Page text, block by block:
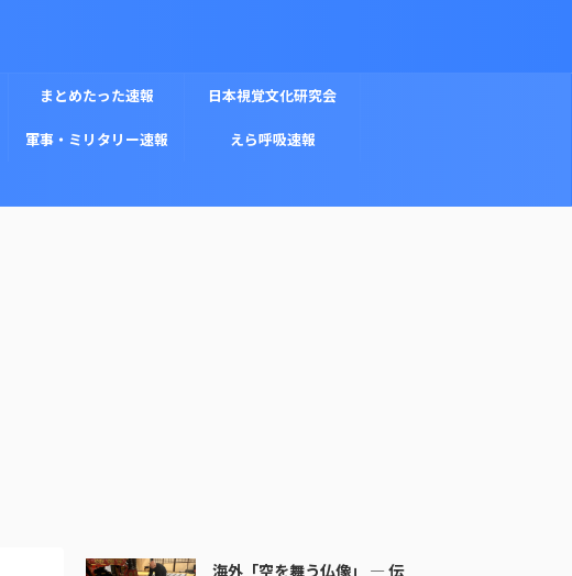
まとめたった速報 日本視覚文化研究会
軍事・ミリタリー速報 えら呼吸速報
海外「空を舞う仏像」 ― 伝